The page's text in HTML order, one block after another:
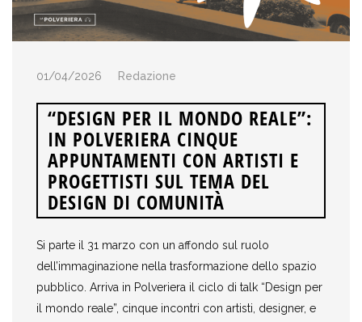
01/04/2026 Redazione
“DESIGN PER IL MONDO REALE”:
IN POLVERIERA CINQUE
APPUNTAMENTI CON ARTISTI E
PROGETTISTI SUL TEMA DEL
DESIGN DI COMUNITÀ
Si parte il 31 marzo con un affondo sul ruolo
dell’immaginazione nella trasformazione dello spazio
pubblico. Arriva in Polveriera il ciclo di talk “Design per
il mondo reale”, cinque incontri con artisti, designer, e